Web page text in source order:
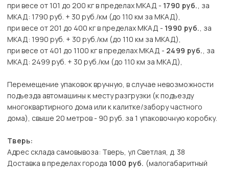
при весе от 101 до 200 кг в пределах МКАД - 1790 руб., за
МКАД: 1790 руб. + 30 руб./км (до 110 км за МКАД),
при весе от 201 до 400 кг в пределах МКАД - 1990 руб., за
МКАД: 1990 руб. + 30 руб./км (до 110 км за МКАД),
при весе от 401 до 1100 кг в пределах МКАД - 2499 руб., за
МКАД: 2499 руб. + 30 руб./км (до 110 км за МКАД),
Перемещение упаковок вручную, в случае невозможности
подъезда автомашины к месту разгрузки (к подъезду
многоквартирного дома или к калитке/забору частного
дома), свыше 20 метров - 90 руб. за 1 упаковочную коробку.
Тверь:
Адрес склада самовывоза: Тверь, ул Светлая, д. 38
Доставка в пределах города 1000 руб. (малогабаритный